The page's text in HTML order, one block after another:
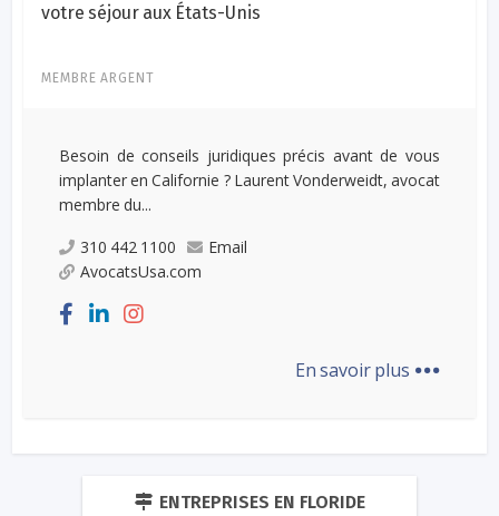
votre séjour aux États-Unis
MEMBRE ARGENT
Besoin de conseils juridiques précis avant de vous
implanter en Californie ? Laurent Vonderweidt, avocat
membre du...
310 442 1100
Email
AvocatsUsa.com
En savoir plus ...
ENTREPRISES EN FLORIDE